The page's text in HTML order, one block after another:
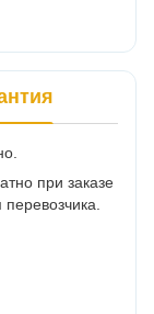
при заказе